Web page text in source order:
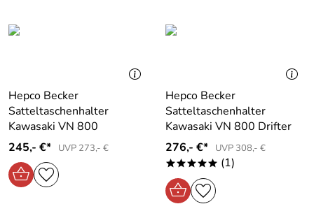
Hepco Becker
Satteltaschenhalter
Kawasaki VN 800
245,- €*
UVP 273,- €
Hepco Becker
Satteltaschenhalter
Kawasaki VN 800 Drifter
276,- €*
UVP 308,- €
***** (1)